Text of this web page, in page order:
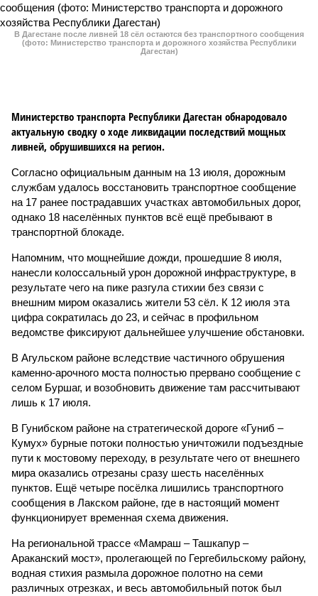
В Дагестане после ливней 18 сёл остаются без транспортного сообщения
(фото: Министерство транспорта и дорожного хозяйства Республики
Дагестан)
Министерство транспорта Республики Дагестан обнародовало
актуальную сводку о ходе ликвидации последствий мощных
ливней, обрушившихся на регион.
Согласно официальным данным на 13 июля, дорожным
службам удалось восстановить транспортное сообщение
на 17 ранее пострадавших участках автомобильных дорог,
однако 18 населённых пунктов всё ещё пребывают в
транспортной блокаде.
Напомним, что мощнейшие дожди, прошедшие 8 июля,
нанесли колоссальный урон дорожной инфраструктуре, в
результате чего на пике разгула стихии без связи с
внешним миром оказались жители 53 сёл. К 12 июля эта
цифра сократилась до 23, и сейчас в профильном
ведомстве фиксируют дальнейшее улучшение обстановки.
В Агульском районе вследствие частичного обрушения
каменно-арочного моста полностью прервано сообщение с
селом Буршаг, и возобновить движение там рассчитывают
лишь к 17 июля.
В Гунибском районе на стратегической дороге «Гуниб –
Кумух» бурные потоки полностью уничтожили подъездные
пути к мостовому переходу, в результате чего от внешнего
мира оказались отрезаны сразу шесть населённых
пунктов. Ещё четыре посёлка лишились транспортного
сообщения в Лакском районе, где в настоящий момент
функционирует временная схема движения.
На региональной трассе «Мамраш – Ташкапур –
Араканский мост», пролегающей по Гергебильскому району,
водная стихия размыла дорожное полотно на семи
различных отрезках, и весь автомобильный поток был